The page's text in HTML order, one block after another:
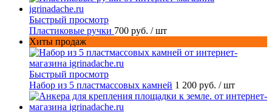
Быстрый просмотр
Пластиковые ручки 700 руб. / шт
Хиты продаж
Быстрый просмотр
Набор из 5 пластмассовых камней 1 200 руб. / шт